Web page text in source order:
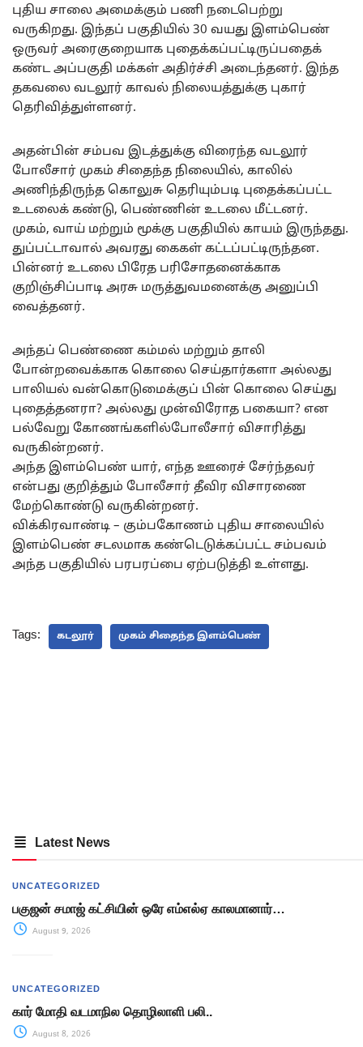
புதிய சாலை அமைக்கும் பணி நடைபெற்று
வருகிறது. இந்தப் பகுதியில் 30 வயது இளம்பெண்
ஒருவர் அரைகுறையாக புதைக்கப்பட்டிருப்பதைக்
கண்ட அப்பகுதி மக்கள் அதிர்ச்சி அடைந்தனர். இந்த
தகவலை வடலூர் காவல் நிலையத்துக்கு புகார்
தெரிவித்துள்ளனர்.
அதன்பின் சம்பவ இடத்துக்கு விரைந்த வடலூர்
போலீசார் முகம் சிதைந்த நிலையில், காலில்
அணிந்திருந்த கொலுசு தெரியும்படி புதைக்கப்பட்ட
உடலைக் கண்டு, பெண்ணின் உடலை மீட்டனர்.
முகம், வாய் மற்றும் மூக்கு பகுதியில் காயம் இருந்தது.
துப்பட்டாவால் அவரது கைகள் கட்டப்பட்டிருந்தன.
பின்னர் உடலை பிரேத பரிசோதனைக்காக
குறிஞ்சிப்பாடி அரசு மருத்துவமனைக்கு அனுப்பி
வைத்தனர்.
அந்தப் பெண்ணை கம்மல் மற்றும் தாலி
போன்றவைக்காக கொலை செய்தார்களா அல்லது
பாலியல் வன்கொடுமைக்குப் பின் கொலை செய்து
புதைத்தனரா? அல்லது முன்விரோத பகையா? என
பல்வேறு கோணங்களில்போலீசார் விசாரித்து
வருகின்றனர்.
அந்த இளம்பெண் யார், எந்த ஊரைச் சேர்ந்தவர்
என்பது குறித்தும் போலீசார் தீவிர விசாரணை
மேற்கொண்டு வருகின்றனர்.
விக்கிரவாண்டி – கும்பகோணம் புதிய சாலையில்
இளம்பெண் சடலமாக கண்டெடுக்கப்பட்ட சம்பவம்
அந்த பகுதியில் பரபரப்பை ஏற்படுத்தி உள்ளது.
Tags: கடலூர் முகம் சிதைந்த இளம்பெண்
Latest News
UNCATEGORIZED
பகுஜன் சமாஜ் கட்சியின் ஒரே எம்எல்ஏ காலமானார்…
August 9, 2026
UNCATEGORIZED
கார் மோதி வடமாநில தொழிலாளி பலி..
August 8, 2026